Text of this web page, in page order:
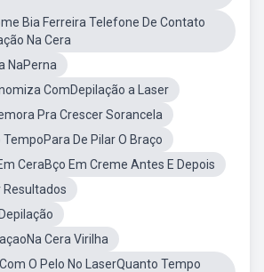
Bia Ferreira Telefone De Contato
Na Cera
NaPerna
ComDepilação a Laser
Pra Crescer Sorancela
De Pilar O Braço
CeraBço Em Creme Antes E Depois
Resultados
Cera Virilha
O Pelo No LaserQuanto Tempo